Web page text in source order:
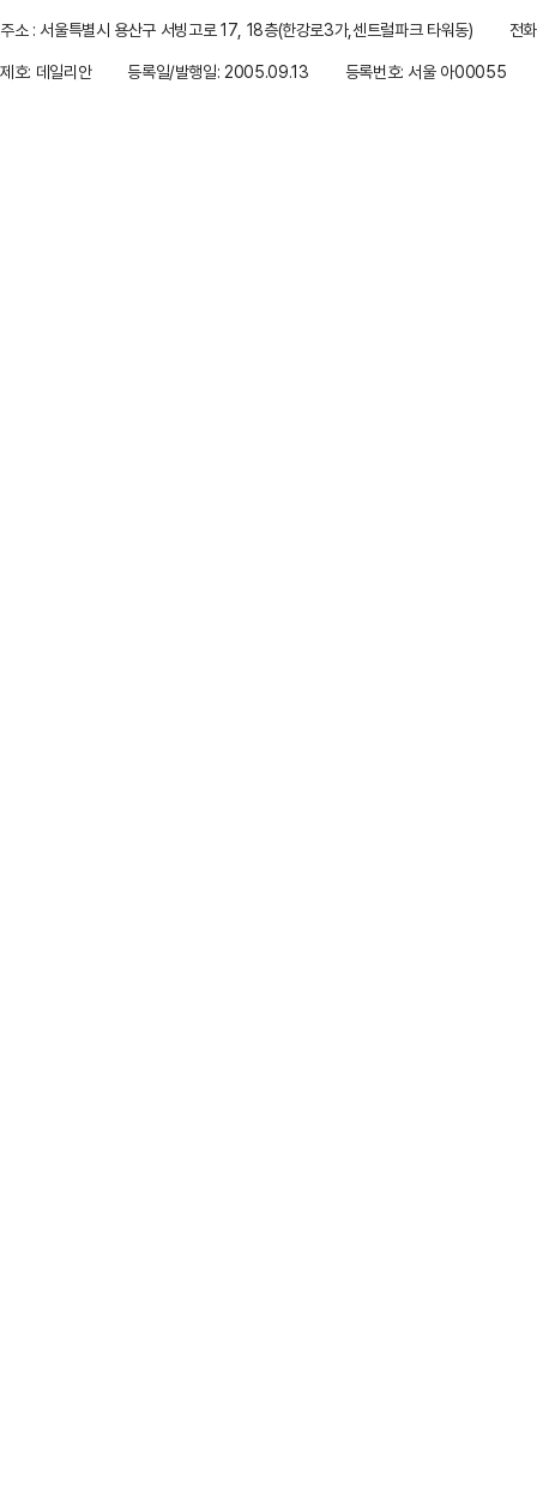
주소 : 서울특별시 용산구 서빙고로 17, 18층(한강로3가,센트럴파크 타워동)
전
제호: 데일리안
등록일/발행일: 2005.09.13 등록번호: 서울 아00055